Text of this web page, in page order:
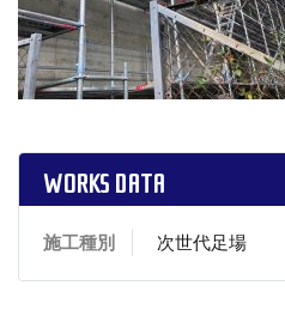
WORKS DATA
施工種別 次世代足場